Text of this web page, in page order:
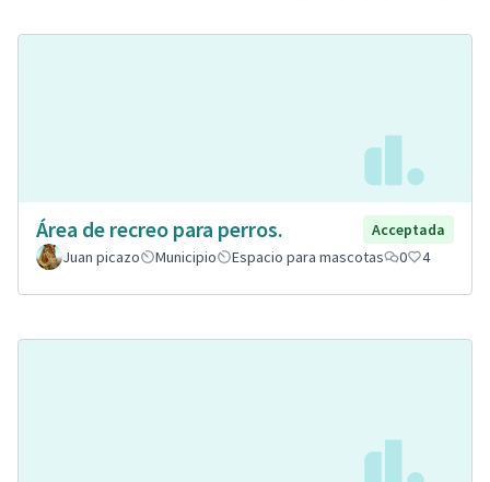
Área de recreo para perros.
Acceptada
Juan picazo
Municipio Espacio para mascotas 0 4